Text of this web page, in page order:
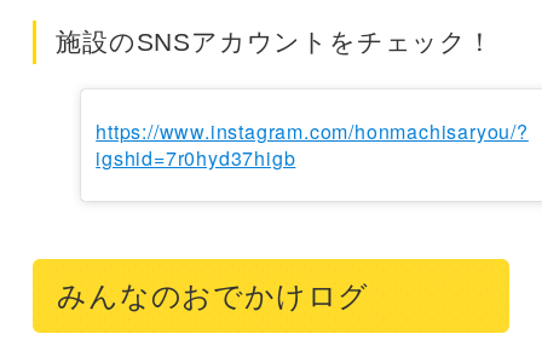
施設のSNSアカウントをチェック！
https://www.instagram.com/honmachisaryou/?
igshid=7r0hyd37higb
みんなのおでかけログ